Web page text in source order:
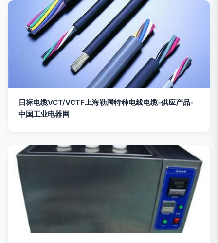
日标电缆VCT/VCTF上海勒腾特种电线电缆-供应产品-
中国工业电器网